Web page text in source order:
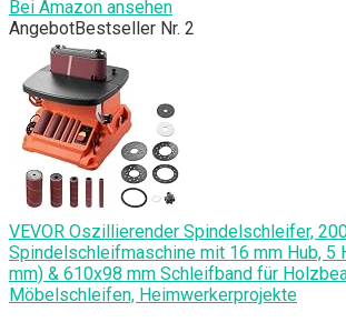
Bei Amazon ansehen
AngebotBestseller Nr. 2
VEVOR Oszillierender Spindelschleifer,
Spindelschleifmaschine mit 16 mm Hub, 5
mm) & 610x98 mm Schleifband für
Möbelschleifen, Heimwerkerprojekte